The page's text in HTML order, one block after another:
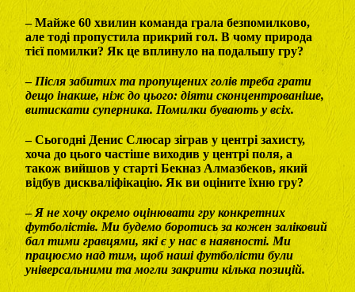
– Майже 60 хвилин команда грала безпомилково,
але тоді пропустила прикрий гол. В чому природа
тієї помилки? Як це вплинуло на подальшу гру?
– Після забитих та пропущених голів треба грати
дещо інакше, ніж до цього: діяти сконцентрованіше,
витискати суперника. Помилки бувають у всіх.
– Сьогодні Денис Слюсар зіграв у центрі захисту,
хоча до цього частіше виходив у центрі поля, а
також вийшов у старті Бекназ Алмазбеков, який
відбув дискваліфікацію. Як ви оціните їхню гру?
–Я не хочу окремо оцінювати гру конкретних
футболістів. Ми будемо боротись за кожен заліковий
бал тими гравцями, які є у нас в наявності. Ми
працюємо над тим, щоб наші футболісти були
універсальними та могли закрити кілька позицій.